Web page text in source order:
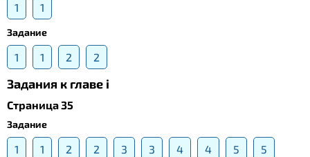
1 1
Задание
1 1 2 2
Задания к главе i
Страница 35
Задание
1 1 2 2 3 3 4 4 5 5